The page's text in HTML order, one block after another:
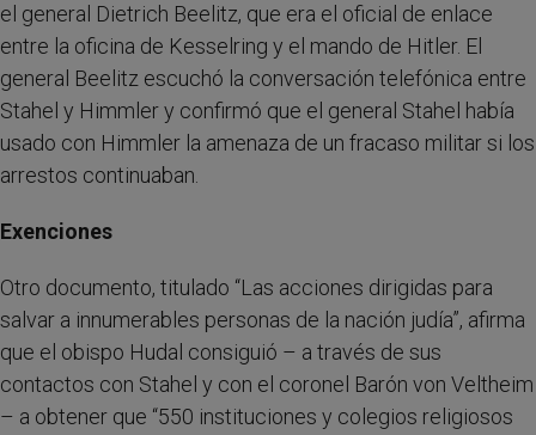
el general Dietrich Beelitz, que era el oficial de enlace
entre la oficina de Kesselring y el mando de Hitler. El
general Beelitz escuchó la conversación telefónica entre
Stahel y Himmler y confirmó que el general Stahel había
usado con Himmler la amenaza de un fracaso militar si los
arrestos continuaban.
Exenciones
Otro documento, titulado “Las acciones dirigidas para
salvar a innumerables personas de la nación judía”, afirma
que el obispo Hudal consiguió – a través de sus
contactos con Stahel y con el coronel Barón von Veltheim
– a obtener que “550 instituciones y colegios religiosos